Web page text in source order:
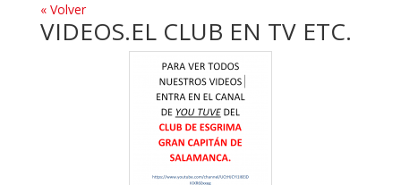
« Volver
VIDEOS.EL CLUB EN TV ETC.